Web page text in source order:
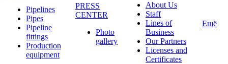
Pipelines
Pipes
Pipeline
fittings
Production
equipment
PRESS
CENTER
Photo
gallery
About Us
Staff
Lines of
Business
Our Partners
Licenses and
Certificates
Ещё